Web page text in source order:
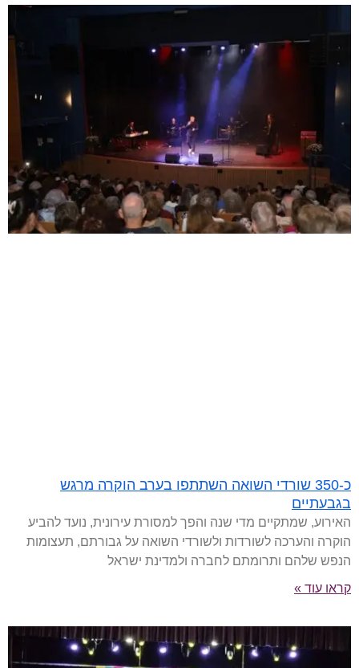
כ-350 שורדי השואה השתתפו בערב הוקרה מרגש
בגבעתיים
האירוע, שמתקיים מדי שנה והפך למסורת עירונית, נועד להביע
הוקרה והערכה לשורדות ולשורדי השואה על גבורתם, תעצומות
הנפש שלהם ותרומתם לחברה ולמדינת ישראל
קראו עוד »